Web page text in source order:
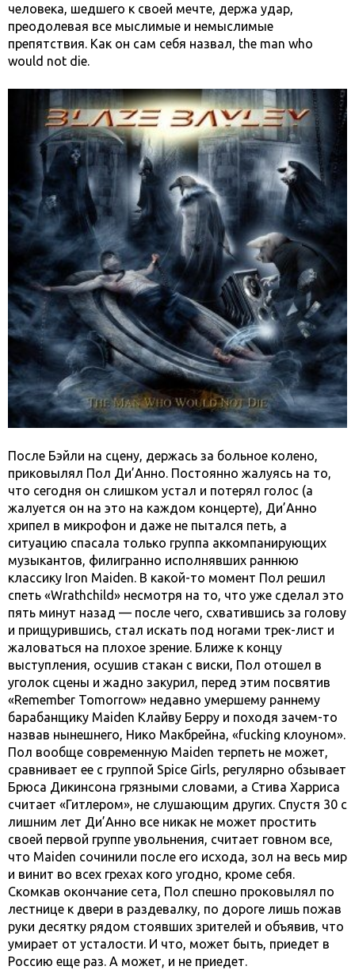
человека, шедшего к своей мечте, держа удар,
преодолевая все мыслимые и немыслимые
препятствия. Как он сам себя назвал, the man who
would not die.
После Бэйли на сцену, держась за больное колено,
приковылял Пол Ди’Анно. Постоянно жалуясь на то,
что сегодня он слишком устал и потерял голос (а
жалуется он на это на каждом концерте), Ди’Анно
хрипел в микрофон и даже не пытался петь, а
ситуацию спасала только группа аккомпанирующих
музыкантов, филигранно исполнявших раннюю
классику Iron Maiden. В какой-то момент Пол решил
спеть «Wrathchild» несмотря на то, что уже сделал это
пять минут назад — после чего, схватившись за голову
и прищурившись, стал искать под ногами трек-лист и
жаловаться на плохое зрение. Ближе к концу
выступления, осушив стакан с виски, Пол отошел в
уголок сцены и жадно закурил, перед этим посвятив
«Remember Tomorrow» недавно умершему раннему
барабанщику Maiden Клайву Берру и походя зачем-то
назвав нынешнего, Нико Макбрейна, «fucking клоуном».
Пол вообще современную Maiden терпеть не может,
сравнивает ее с группой Spice Girls, регулярно обзывает
Брюса Дикинсона грязными словами, а Стива Харриса
считает «Гитлером», не слушающим других. Спустя 30 с
лишним лет Ди’Анно все никак не может простить
своей первой группе увольнения, считает говном все,
что Maiden сочинили после его исхода, зол на весь мир
и винит во всех грехах кого угодно, кроме себя.
Скомкав окончание сета, Пол спешно проковылял по
лестнице к двери в раздевалку, по дороге лишь пожав
руки десятку рядом стоявших зрителей и объявив, что
умирает от усталости. И что, может быть, приедет в
Россию еще раз. А может, и не приедет.